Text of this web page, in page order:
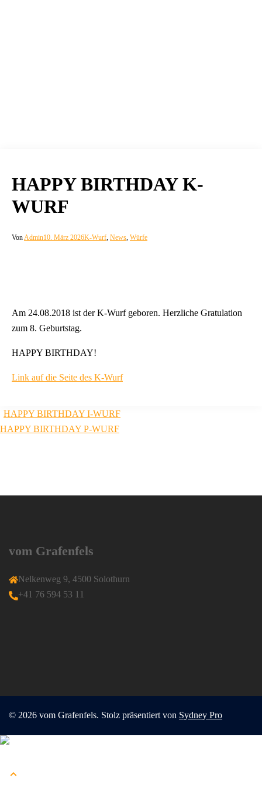
HAPPY BIRTHDAY K-
WURF
VonAdmin10. März 2026K-Wurf, News, Würfe
Am 24.08.2018 ist der K-Wurf geboren. Herzliche Gratulation
zum 8. Geburtstag.
HAPPY BIRTHDAY!
Link auf die Seite des K-Wurf
Beitragsnavigation
HAPPY BIRTHDAY I-WURF
HAPPY BIRTHDAY P-WURF
vom Grafenfels
Nelkenweg 9, 4500 Solothurn
+41 76 594 53 11
© 2026 vom Grafenfels. Stolz präsentiert von Sydney Pro
schließen